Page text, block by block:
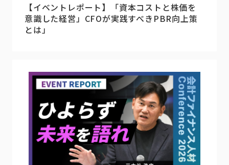
【イベントレポート】「資本コストと株価を
意識した経営」CFOが実践すべきPBR向上策
とは」